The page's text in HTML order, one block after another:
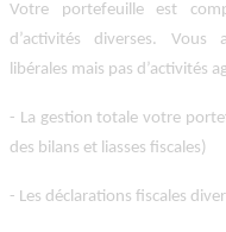
Votre portefeuille est
d’activités diverses. Vous
libérales mais pas d’activités
- La gestion totale votre
des bilans et liasses fiscales)
- Les déclarations fiscales